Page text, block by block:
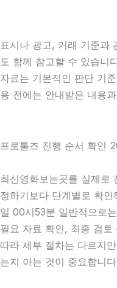
표시나 광고, 거래 기준과
도 함께 참고할 수 있습니
자료는 기본적인 판단 기
용 전에는 안내받은 내용
프로툴즈 진행 순서 확인
최신영화보는곳를 실제로
정하기보다 단계별로 확
일 00시53분 일반적으로
필요 자료 확인, 최종 검토
따라 세부 절차는 다르지
는지 아는 것이 중요합니